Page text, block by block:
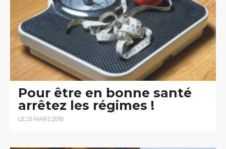
Pour être en bonne santé
arrêtez les régimes !
LE 25 MARS 2019